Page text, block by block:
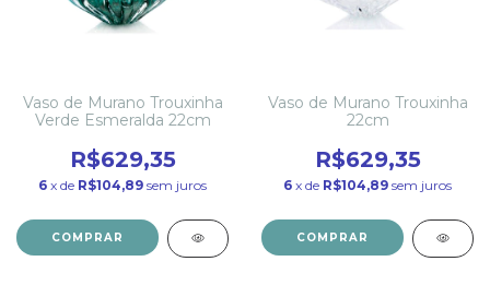
Vaso de Murano Trouxinha
Verde Esmeralda 22cm
R$629,35
6 x de R$104,89 sem juros
Vaso de Murano Trouxinha
22cm
R$629,35
6 x de R$104,89 sem juros